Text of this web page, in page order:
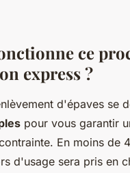
ce
express ?
d'épaves se
pour vous garantir
En moins de
d'usage sera pris en